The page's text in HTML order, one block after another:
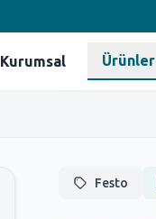
Kurumsal Ürünler
Festo